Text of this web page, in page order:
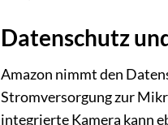
Datenschutz
Amazon nimmt den
Stromversorgung zur
integrierte Kamera kann